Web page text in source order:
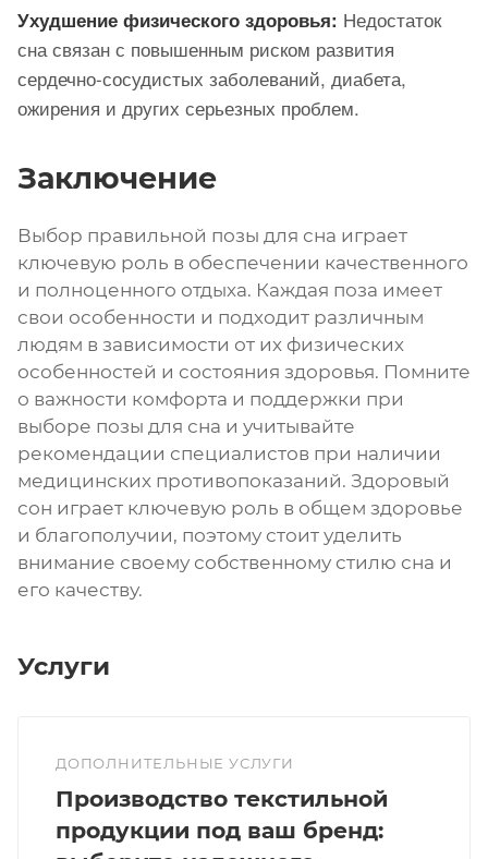
Ухудшение физического здоровья: Недостаток
сна связан с повышенным риском развития
сердечно-сосудистых заболеваний, диабета,
ожирения и других серьезных проблем.
Заключение
Выбор правильной позы для сна играет
ключевую роль в обеспечении качественного
и полноценного отдыха. Каждая поза имеет
свои особенности и подходит различным
людям в зависимости от их физических
особенностей и состояния здоровья. Помните
о важности комфорта и поддержки при
выборе позы для сна и учитывайте
рекомендации специалистов при наличии
медицинских противопоказаний. Здоровый
сон играет ключевую роль в общем здоровье
и благополучии, поэтому стоит уделить
внимание своему собственному стилю сна и
его качеству.
Услуги
ДОПОЛНИТЕЛЬНЫЕ УСЛУГИ
Производство текстильной
продукции под ваш бренд: